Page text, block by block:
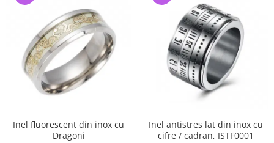
Inel fluorescent din inox cu
Dragoni
Inel antistres lat din inox cu
cifre / cadran, ISTF0001